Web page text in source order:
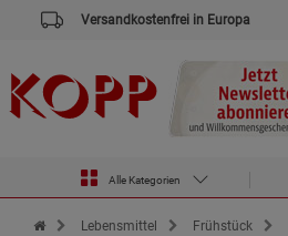
Versandkostenfrei in Europa
Alle Kategorien
Zur Startseite des Kopp Verlag Online-Shop
Lebensmittel Frühstück